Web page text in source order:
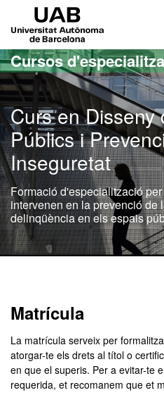
Ves al contingut principal
Ves a la navegació de la pàgina
Cursos
Curs en Disseny
Públics i
Inseguretat
Formació d'especialització
intervenen en la prevenció de
delinqüència en els espais
Matrícula
La matrícula serveix per
atorgar-te els drets al títol o
en que el superis. Per a evitar-te
requerida, et recomanem que et